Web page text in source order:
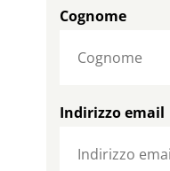
Cognome
Indirizzo email